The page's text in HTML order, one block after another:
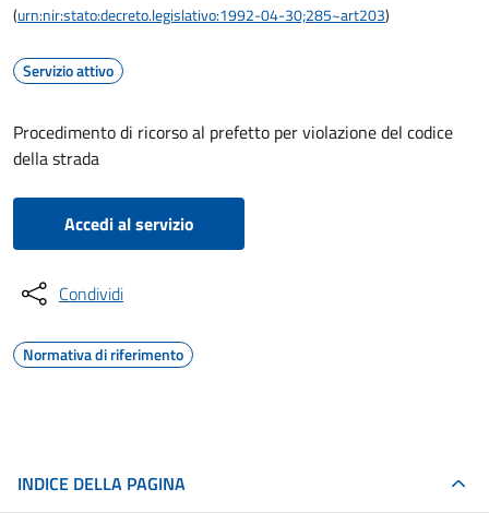
(urn:nir:stato:decreto.legislativo:1992-04-30;285~art203)
Servizio attivo
Procedimento di ricorso al prefetto per violazione del codice
della strada
Accedi al servizio
Condividi
Normativa di riferimento
INDICE DELLA PAGINA